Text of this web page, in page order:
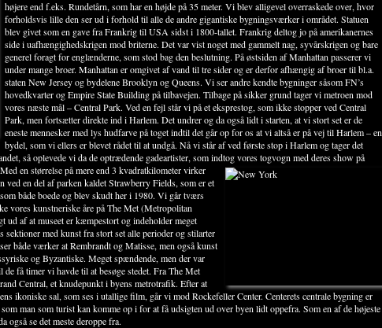
højere end f.eks. Rundetårn, som har en højde på 35 meter. Vi blev alligevel overraskede over, hvor
forholdsvis lille den ser ud i forhold til alle de andre gigantiske bygningsværker i området. Statuen
blev givet som en gave fra Frankrig til USA sidst i 1800-tallet. Frankrig deltog jo på amerikanernes
side i uafhængighedskrigen mod briterne. Det var vist noget med gammelt nag, syvårskrigen og bare
generel foragt for englænderne, som stod bag den beslutning. På østsiden af Manhattan passerer vi
under mange broer. Manhattan er omgivet af vand til tre sider og er derfor afhængig af broer til bl.a.
staten New Jersey og bydelene Brooklyn og Queens. Vi ser andre kendte bygninger såsom FN’s
hovedkvarter og Empire State Building på tilbavejen. Tilbage på sikker grund tager vi metroen mod
vores næste mål – Central Park. Ved en fejl står vi på et eksprestog, som ikke stopper ved Central
Park, men fortsætter direkte ind i Harlem. Det undrer og da også lidt i starten, at vi stort set er de
eneste mennesker med lys hudfarve på toget indtil det går op for os at vi altså er på vej til Harlem – en
bydel, som vi ellers er blevet rådet til at undgå. Nå vi står af ved første stop i Harlem og tager det
så oplevede vi da de optrædende gadeartister, som indtog vores togvogn med deres show på
en størrelse på mere end 3 kvadratkilometer virker
ved en del af parken kaldet Strawberry Fields, som er et
både boede og blev skudt her i 1980. Vi går tværs
vores kunstneriske åre på The Met (Metropolitan
af at museet er kæmpestort og indeholder meget
sektioner med kunst fra stort set alle perioder og stilarter
både værker at Rembrandt og Matisse, men også kunst
og Byzantiske. Meget spændende, men der var
de få timer vi havde til at besøge stedet. Fra The Met
Central, et knudepunkt i byens metrotrafik. Efter at
ikoniske sal, som ses i utallige film, går vi mod Rockefeller Center. Centerets centrale bygning er
man som turist kan komme op i for at få udsigten ud over byen lidt oppefra. Som en af de højeste
også se det meste deroppe fra.